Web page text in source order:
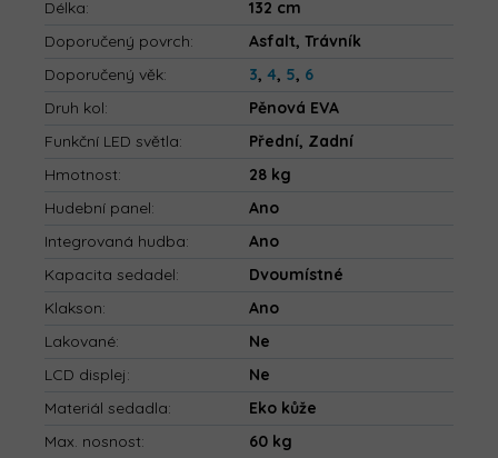
Délka:
132 cm
Doporučený povrch:
Asfalt, Trávník
Doporučený věk: 3, 4, 5, 6
Druh kol:
Pěnová EVA
Funkční LED světla:
Přední, Zadní
Hmotnost:
28 kg
Hudební panel:
Ano
Integrovaná hudba:
Ano
Kapacita sedadel:
Dvoumístné
Klakson:
Ano
Lakované:
Ne
LCD displej:
Ne
Materiál sedadla:
Eko kůže
Max. nosnost:
60 kg